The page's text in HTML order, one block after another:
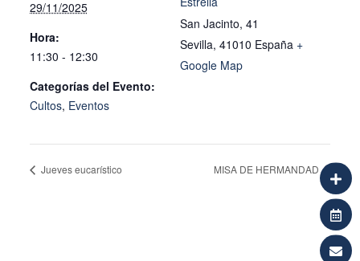
29/11/2025
Hora:
11:30 - 12:30
Categorías del Evento:
Cultos, Eventos
San Jacinto, 41
Sevilla, 41010 España +
Google Map
Jueves eucarístico MISA DE HERMANDAD